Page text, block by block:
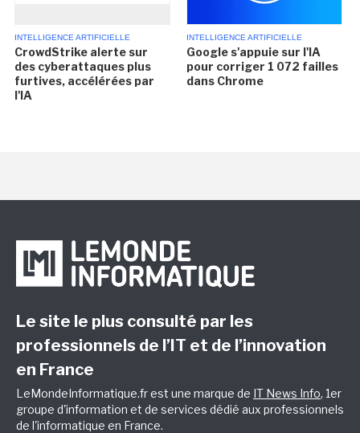
INTELLIGENCE ARTIFICIELLE
CrowdStrike alerte sur
des cyberattaques plus
furtives, accélérées par
l'IA
INTELLIGENCE ARTIFICIELLE
Google s'appuie sur l'IA
pour corriger 1 072 failles
dans Chrome
Le site le plus consulté par les
professionnels de l’IT et de l’innovation
en France
LeMondeInformatique.fr est une marque de IT News Info, 1er
groupe d'information et de services dédié aux professionnels
de l'informatique en France.